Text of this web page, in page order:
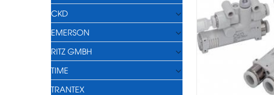
CKD
EMERSON
RITZ GMBH
TIME
TRANTEX